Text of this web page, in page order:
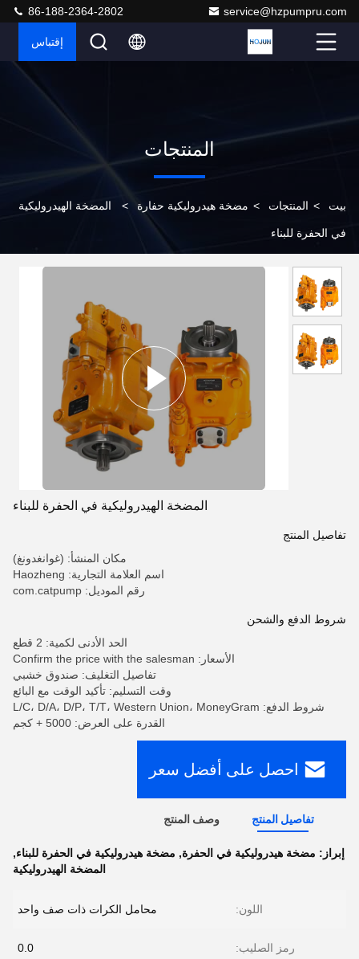
service@hzpumpru.com
86-188-2364-2802
إقتباس
المنتجات
بيت > المنتجات > مضخة هيدروليكية حفارة > المضخة الهيدروليكية
في الحفرة للبناء
المضخة الهيدروليكية في الحفرة للبناء
تفاصيل المنتج
مكان المنشأ: (غوانغدونغ)
اسم العلامة التجارية: Haozheng
رقم الموديل: com.catpump
شروط الدفع والشحن
الحد الأدنى لكمية: 2 قطع
الأسعار: Confirm the price with the salesman
تفاصيل التغليف: صندوق خشبي
وقت التسليم: تأكيد الوقت مع البائع
شروط الدفع: L/C، D/A، D/P، T/T، Western Union، MoneyGram
القدرة على العرض: 5000 + كجم
احصل على أفضل سعر
تفاصيل المنتج وصف المنتج
إبراز: مضخة هيدروليكية في الحفرة, مضخة هيدروليكية في الحفرة للبناء,
المضخة الهيدروليكية
اللون: محامل الكرات ذات صف واحد
رمز الصليب: 0.0